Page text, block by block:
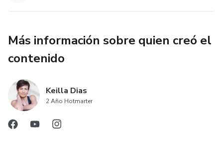
Más información sobre quien creó el
contenido
Keilla Dias
2 Año Hotmarter